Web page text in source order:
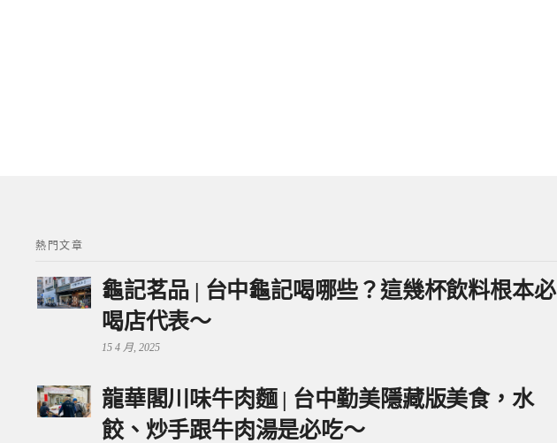
熱門文章
龜記茗品 | 台中龜記喝哪些？這幾杯飲料根本必
喝店代表～
15 4 月, 2025
龍華閣川味牛肉麵 | 台中勤美隱藏版美食，水
餃、炒手跟牛肉湯是必吃～